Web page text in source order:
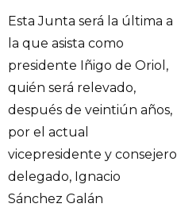
Esta Junta será la última a
la que asista como
presidente Iñigo de Oriol,
quién será relevado,
después de veintiún años,
por el actual
vicepresidente y consejero
delegado, Ignacio
Sánchez Galán